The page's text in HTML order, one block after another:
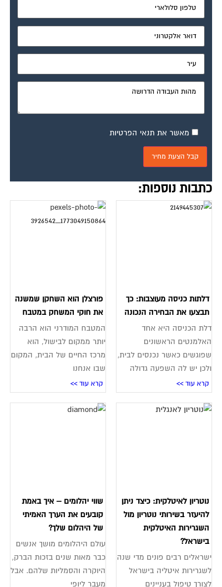
מאשר את תנאי הפרטיות
כתבות נוספות:
דלתות כניסה מעוצבות: כך
תבצעו את הבחירה הנכונה
דלת הכניסה היא אחד
האלמנטים הראשונים
שפוגשים כאשר נכנסים לבית,
ולכן יש לה השפעה גדולה
קרא עוד >>
פורצלן הוא השחקן שמשנה
את חוקי המשחק במטבח
המטבח המודרני הוא הרבה
יותר ממקום לבישול, הוא
מרכז החיים של הבית, המקום
שבו אנחנו
קרא עוד >>
נוטריון לאיטלקית: כיצד ניתן
להיעזר בשירותי נוטריון מול
השגרירות האיטלקית
בישראל?
ישראלים רבים פונים מדי שנה
לשגרירות איטליה בישראל
לצורך טיפול בעניינים
שווי יהלומים – איך באמת
קובעים את הערך האמיתי
של היהלום שלך?
עולם היהלומים מושך אנשים
כבר מאות שנים בזכות הברק,
היוקרה והסמליות שלהם. אבל
מעבר ליופי